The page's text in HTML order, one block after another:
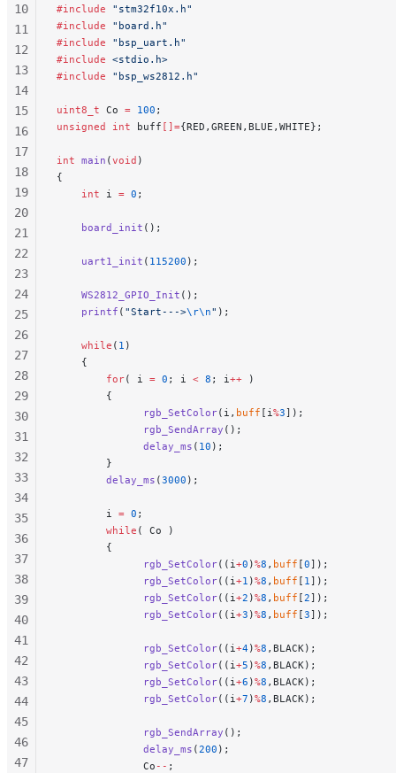
#include "stm32f10x.h"
#include "board.h"
#include "bsp_uart.h"
#include <stdio.h>
#include "bsp_ws2812.h"
uint8_t Co = 100 ;
unsigned int buff []={RED,GREEN,BLUE,WHITE};
int main (void )
{
    int
i = 0 ;
    board_init
();
    uart1_init
( 115200 );
    WS2812_GPIO_Init
();
    printf
( "Start--->\r\n" );
    while
( 1 )
    {
        for
( i = 0 ; i < 8 ; i ++ )
        {
              rgb_SetColor
(i, buff [i %3]);
              rgb_SendArray
();
              delay_ms
( 10 );
        }
        delay_ms
(3000 );
        i
= 0 ;
        while
( Co )
        {
              rgb_SetColor
((i +0 )%8 , buff [0]);
              rgb_SetColor
((i +1 )%8 , buff [ 1 ]);
              rgb_SetColor
((i +2 )%8 , buff [2]);
              rgb_SetColor
((i +3 )%8 , buff [3]);
              rgb_SetColor
((i +4)%8 ,BLACK);
              rgb_SetColor
((i +5 )%8 ,BLACK);
              rgb_SetColor
((i +6 )%8 ,BLACK);
              rgb_SetColor
((i +7 )%8 ,BLACK);
              rgb_SendArray
();
              delay_ms
(200 );
              Co
-- ;
10
11
12
13
14
15
16
17
18
19
20
21
22
23
24
25
26
27
28
29
30
31
32
33
34
35
36
37
38
39
40
41
42
43
44
45
46
47